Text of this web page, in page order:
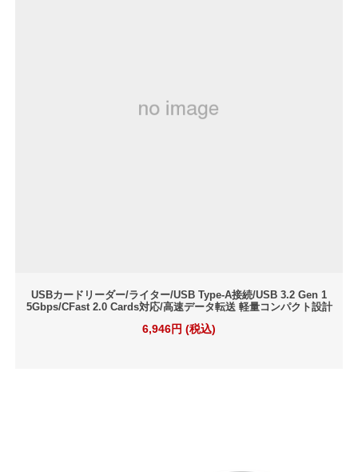
USBカードリーダー/ライター/USB Type-A接続/USB 3.2 Gen 1
5Gbps/CFast 2.0 Cards対応/高速データ転送 軽量コンパクト設計
6,946円 (税込)